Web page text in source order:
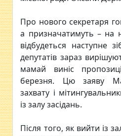
Про нового секретаря
а призначатимуть – на
відбудеться наступне
депутатів зараз
мамай виніс
березня. Цю заяву
захвату і
із залу засідань.
Після того, як вийти із